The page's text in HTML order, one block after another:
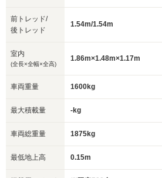
前トレッド/
後トレッド
1.54m/1.54m
室内
(全長×全幅×全高)
1.86m×1.48m×1.17m
車両重量 1600kg
最大積載量 -kg
車両総重量 1875kg
最低地上高 0.15m